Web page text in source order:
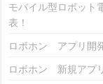
モバイル型ロボット
表！
ロボホン アプリ開
ロボホン 新規アプ